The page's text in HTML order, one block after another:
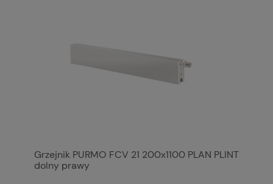
Grzejnik PURMO FCV 21 200x1100 PLAN PLINT
dolny prawy